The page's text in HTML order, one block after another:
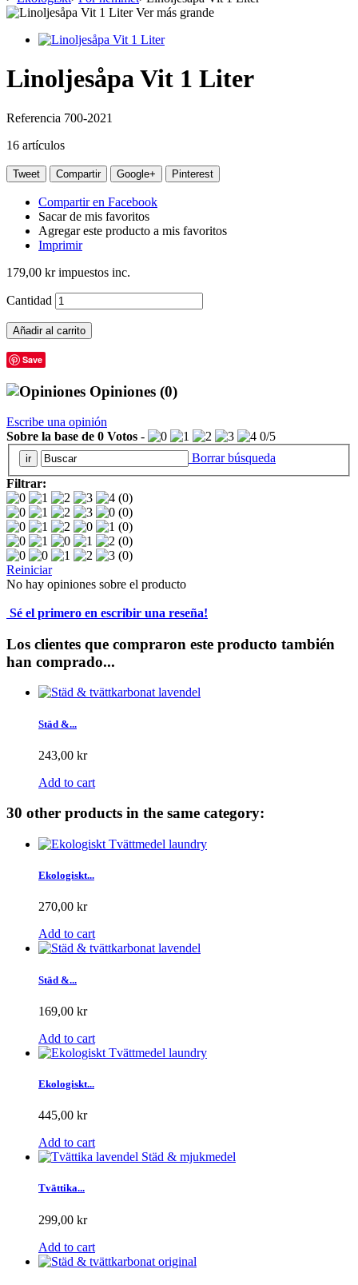
Ver más grande
Linoljesåpa Vit 1 Liter
Referencia 700-2021
16 artículos
Tweet Compartir Google+ Pinterest
Compartir en Facebook
Sacar de mis favoritos
Agregar este producto a mis favoritos
Imprimir
179,00 krimpuestos inc.
Cantidad
Añadir al carrito
Save
Opiniones (0)
Escribe una opinión
Sobre la base de 0 Votos - 0/5
Borrar búsqueda
Filtrar:
(0)
(0)
(0)
(0)
(0)
Reiniciar
No hay opiniones sobre el producto
Sé el primero en escribir una reseña!
Los clientes que compraron este producto también
han comprado...
Städ &...
243,00 kr
Add to cart
30 other products in the same category:
Ekologiskt...
270,00 kr
Add to cart
Städ &...
169,00 kr
Add to cart
Ekologiskt...
445,00 kr
Add to cart
Tvättika...
299,00 kr
Add to cart